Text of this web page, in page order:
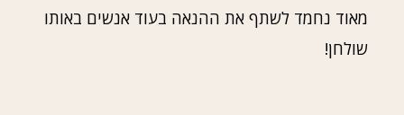
מאוד נחמד לשתף את ההנאה בעוד אנשים באותו
שולחן!